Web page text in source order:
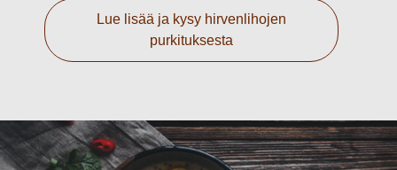
Lue lisää ja kysy hirvenlihojen
purkituksesta